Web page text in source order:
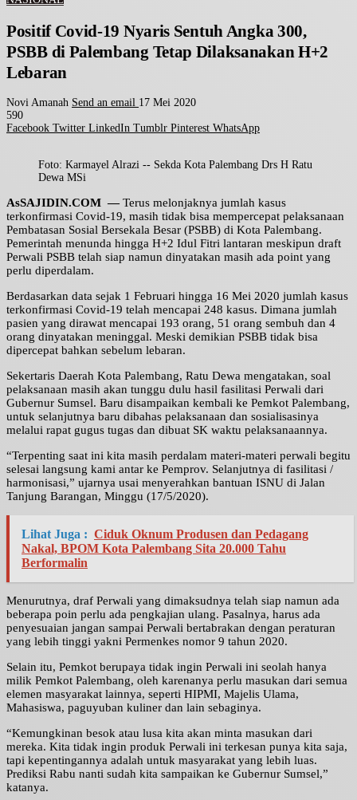
Positif Covid-19 Nyaris Sentuh Angka 300,
PSBB di Palembang Tetap Dilaksanakan H+2
Lebaran
Novi Amanah Send an email 17 Mei 2020
590
Facebook Twitter LinkedIn Tumblr Pinterest WhatsApp
Foto: Karmayel Alrazi -- Sekda Kota Palembang Drs H Ratu
Dewa MSi
AsSAJIDIN.COM —Terus melonjaknya jumlah kasus
terkonfirmasi Covid-19, masih tidak bisa mempercepat pelaksanaan
Pembatasan Sosial Bersekala Besar (PSBB) di Kota Palembang.
Pemerintah menunda hingga H+2 Idul Fitri lantaran meskipun draft
Perwali PSBB telah siap namun dinyatakan masih ada point yang
perlu diperdalam.
Berdasarkan data sejak 1 Februari hingga 16 Mei 2020 jumlah kasus
terkonfirmasi Covid-19 telah mencapai 248 kasus. Dimana jumlah
pasien yang dirawat mencapai 193 orang, 51 orang sembuh dan 4
orang dinyatakan meninggal. Meski demikian PSBB tidak bisa
dipercepat bahkan sebelum lebaran.
Sekertaris Daerah Kota Palembang, Ratu Dewa mengatakan, soal
pelaksanaan masih akan tunggu dulu hasil fasilitasi Perwali dari
Gubernur Sumsel. Baru disampaikan kembali ke Pemkot Palembang,
untuk selanjutnya baru dibahas pelaksanaan dan sosialisasinya
melalui rapat gugus tugas dan dibuat SK waktu pelaksanaannya.
“Terpenting saat ini kita masih perdalam materi-materi perwali begitu
selesai langsung kami antar ke Pemprov. Selanjutnya di fasilitasi /
harmonisasi,” ujarnya usai menyerahkan bantuan ISNU di Jalan
Tanjung Barangan, Minggu (17/5/2020).
Lihat Juga : Ciduk Oknum Produsen dan Pedagang
Nakal, BPOM Kota Palembang Sita 20.000 Tahu
Berformalin
Menurutnya, draf Perwali yang dimaksudnya telah siap namun ada
beberapa poin perlu ada pengkajian ulang. Pasalnya, harus ada
penyesuaian jangan sampai Perwali bertabrakan dengan peraturan
yang lebih tinggi yakni Permenkes nomor 9 tahun 2020.
Selain itu, Pemkot berupaya tidak ingin Perwali ini seolah hanya
milik Pemkot Palembang, oleh karenanya perlu masukan dari semua
elemen masyarakat lainnya, seperti HIPMI, Majelis Ulama,
Mahasiswa, paguyuban kuliner dan lain sebaginya.
“Kemungkinan besok atau lusa kita akan minta masukan dari
mereka. Kita tidak ingin produk Perwali ini terkesan punya kita saja,
tapi kepentingannya adalah untuk masyarakat yang lebih luas.
Prediksi Rabu nanti sudah kita sampaikan ke Gubernur Sumsel,”
katanya.